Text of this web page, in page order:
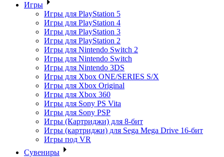
Игры
Игры для PlayStation 5
Игры для PlayStation 4
Игры для PlayStation 3
Игры для PlayStation 2
Игры для Nintendo Switch 2
Игры для Nintendo Switch
Игры для Nintendo 3DS
Игры для Xbox ONE/SERIES S/X
Игры для Xbox Original
Игры для Xbox 360
Игры для Sony PS Vita
Игры для Sony PSP
Игры (Картриджи) для 8-бит
Игры (картриджи) для Sega Mega Drive 16-бит
Игры под VR
Сувениры